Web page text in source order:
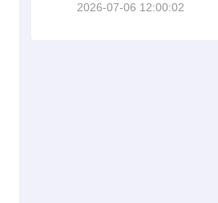
2026-07-06 12:00:02